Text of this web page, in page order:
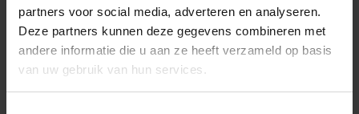
partners voor social media, adverteren en analyseren.
Deze partners kunnen deze gegevens combineren met
andere informatie die u aan ze heeft verzameld op basis
van uw gebruik van hun services.